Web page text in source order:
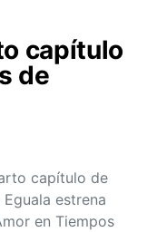
capítulo
de
capítulo de
estrena
en Tiempos